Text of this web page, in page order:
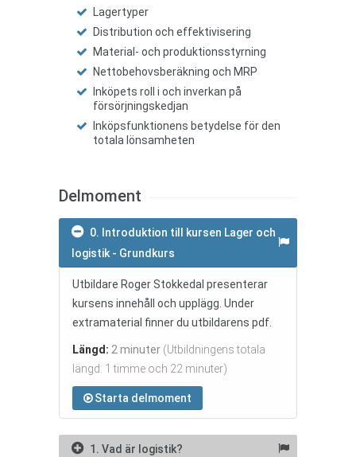
Lagertyper
Distribution och effektivisering
Material- och produktionsstyrning
Nettobehovsberäkning och MRP
Inköpets roll i och inverkan på
försörjningskedjan
Inköpsfunktionens betydelse för den
totala lönsamheten
Delmoment
0. Introduktion till kursen Lager och
logistik - Grundkurs
Utbildare Roger Stokkedal presenterar
kursens innehåll och upplägg. Under
extramaterial finner du utbildarens pdf.
Längd: 2 minuter (Utbildningens totala
längd: 1 timme och 22 minuter)
Starta delmoment
1. Vad är logistik?